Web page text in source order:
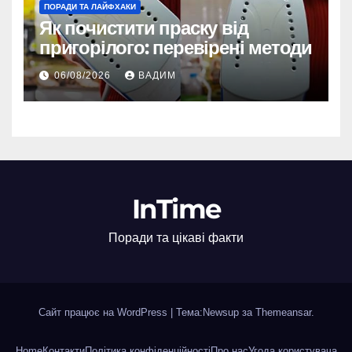
ПОРАДИ ТА ЛАЙФХАКИ
Як почистити праску від
пригорілого: перевірені методи
06/08/2026 ВАДИМ
InTime
Поради та цікаві факти
Сайт працює на WordPress Тема:Newsup за Themeansar.